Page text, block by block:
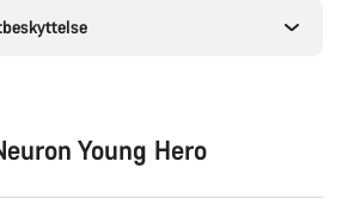
Young Hero